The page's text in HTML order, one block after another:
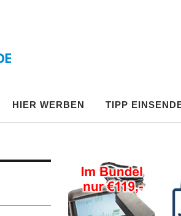
HIER WERBEN TIPP